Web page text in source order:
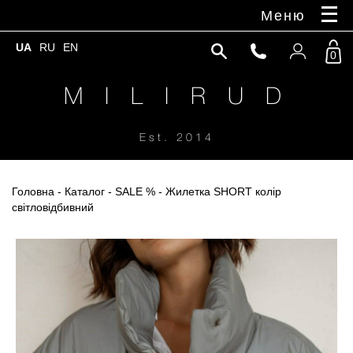
Меню
UA RU EN
M I L I R U D
Est. 2014
0
Головна - Каталог - SALE % - Жилетка SHORT колір
світловідбивний